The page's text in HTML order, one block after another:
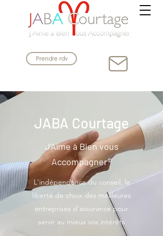
Prendre rdv
JABA Courtage
J'Aime à Bien vous
Accompagner®
L'indépendance du conseil, la
liberté de choix des meilleures
entreprises d'assurance pour
servir au mieux vos intérêts